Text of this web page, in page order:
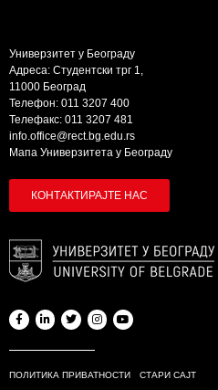
Универзитет у Београду
Адреса: Студентски трг 1,
11000 Београд
Телефон: 011 3207 400
Телефакс: 011 3207 481
info.office@rect.bg.edu.rs
Мапа Универзитета у Београду
КОНТАКТИРАЈТЕ НАС
ПОЛИТИКА ПРИВАТНОСТИ СТАРИ САЈТ